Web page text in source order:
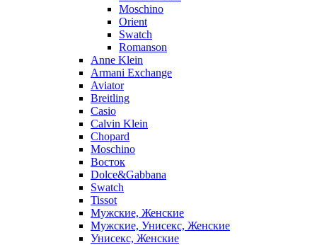
Moschino
Orient
Swatch
Romanson
Anne Klein
Armani Exchange
Aviator
Breitling
Casio
Calvin Klein
Chopard
Moschino
Восток
Dolce&Gabbana
Swatch
Tissot
Мужские, Женские
Мужские, Унисекс, Женские
Унисекс, Женские